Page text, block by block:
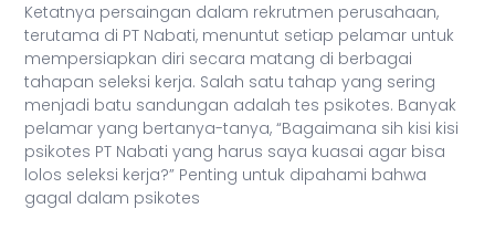
Ketatnya persaingan dalam rekrutmen perusahaan,
terutama di PT Nabati, menuntut setiap pelamar untuk
mempersiapkan diri secara matang di berbagai
tahapan seleksi kerja. Salah satu tahap yang sering
menjadi batu sandungan adalah tes psikotes. Banyak
pelamar yang bertanya-tanya, “Bagaimana sih kisi kisi
psikotes PT Nabati yang harus saya kuasai agar bisa
lolos seleksi kerja?” Penting untuk dipahami bahwa
gagal dalam psikotes